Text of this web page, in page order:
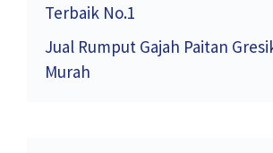
Terbaik No.1
Jual Rumput Gajah Paitan
Murah